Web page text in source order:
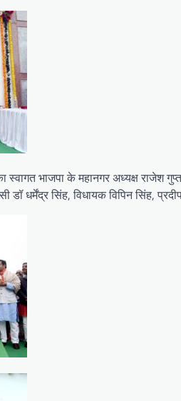
भाजपा के महानगर अध्यक्ष राजेश
डॉ धर्मेंद्र सिंह, विधायक विपिन सिंह,